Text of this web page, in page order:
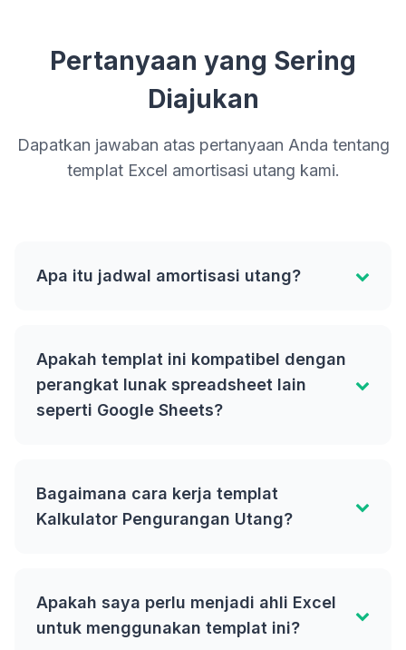
Pertanyaan yang Sering
Diajukan
Dapatkan jawaban atas pertanyaan Anda tentang
templat Excel amortisasi utang kami.
Apa itu jadwal amortisasi utang?
Apakah templat ini kompatibel dengan
perangkat lunak spreadsheet lain
seperti Google Sheets?
Bagaimana cara kerja templat
Kalkulator Pengurangan Utang?
Apakah saya perlu menjadi ahli Excel
untuk menggunakan templat ini?